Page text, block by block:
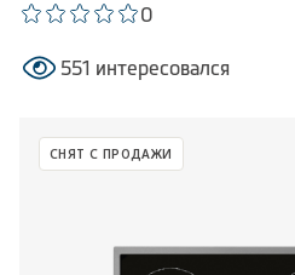
Посудомоечные машины
Плиты
Малая бытовая техника
0
551 интересовался
СНЯТ С ПРОДАЖИ